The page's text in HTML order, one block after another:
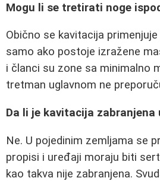
Mogu li se tretirati noge
Obično se kavitacija
samo ako postoje izražene
i članci su zone sa minimalno
tretman uglavnom ne
Da li je kavitacija zabranjena
Ne. U pojedinim zemljama se
propisi i uređaji moraju biti
kao takva nije zabranjena.